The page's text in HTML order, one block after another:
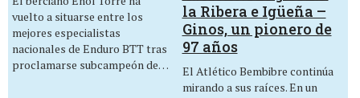
vuelto a situarse entre los
mejores especialistas
nacionales de Enduro BTT tras
proclamarse subcampeón de…
la Ribera e Igüeña –
Ginos, un pionero de
97 años
El Atlético Bembibre continúa
mirando a sus raíces. En un